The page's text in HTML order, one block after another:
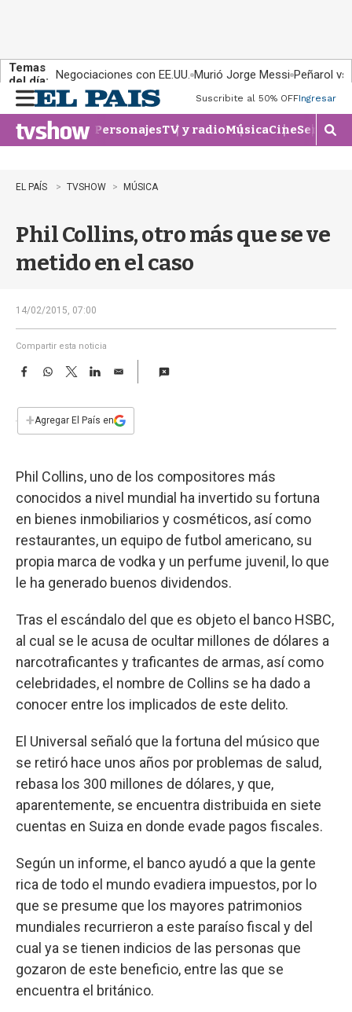
Temas
del día: Negociaciones con EE.UU. Murió Jorge Messi Peñarol
n
u
Suscribite al 50% OFFIngresar
PersonajesTV y radioMúsicaCineSeries
M
o
r
b
e
EL PAÍS TVSHOW MÚSICA
Phil Collins, otro más que se ve
metido en el caso
14/02/2015, 07:00
Compartir esta noticia
F
e
b
k
W
s
p
T
w
t
L
n
E
i
l
+Agregar El País en
Phil Collins, uno de los compositores más
conocidos a nivel mundial ha invertido su fortuna
en bienes inmobiliarios y cosméticos, así como
restaurantes, un equipo de futbol americano, su
propia marca de vodka y un perfume juvenil, lo que
le ha generado buenos dividendos.
Tras el escándalo del que es objeto el banco HSBC,
al cual se le acusa de ocultar millones de dólares a
narcotraficantes y traficantes de armas, así como
celebridades, el nombre de Collins se ha dado a
conocer entre los implicados de este delito.
El Universal señaló que la fortuna del músico que
se retiró hace unos años por problemas de salud,
rebasa los 300 millones de dólares, y que,
aparentemente, se encuentra distribuida en siete
cuentas en Suiza en donde evade pagos fiscales.
Según un informe, el banco ayudó a que la gente
rica de todo el mundo evadiera impuestos, por lo
que se presume que los mayores patrimonios
mundiales recurrieron a este paraíso fiscal y del
cual ya se tienen indicios de las personas que
gozaron de este beneficio, entre las que se
encuentra el británico.